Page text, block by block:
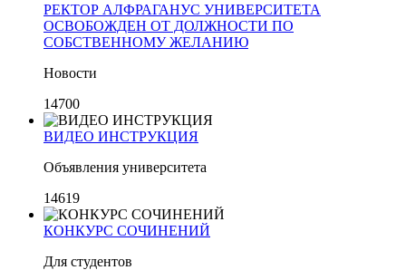
РЕКТОР АЛФРАГАНУС УНИВЕРСИТЕТА
ОСВОБОЖДЕН ОТ ДОЛЖНОСТИ ПО
СОБСТВЕННОМУ ЖЕЛАНИЮ
Новости
14700
ВИДЕО ИНСТРУКЦИЯ
Объявления университета
14619
КОНКУРС СОЧИНЕНИЙ
Для студентов